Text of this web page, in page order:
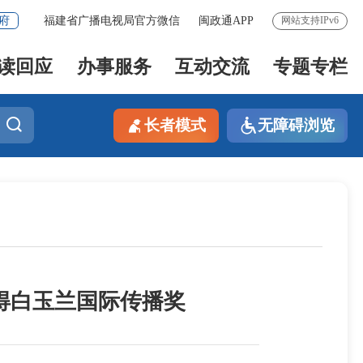
福建省广播电视局官方微信 闽政通APP 网站支持IPv6
回应 办事服务 互动交流 专题专栏
长者模式 无障碍浏览
白玉兰国际传播奖